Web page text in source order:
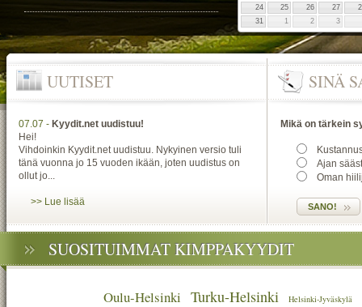
24
25 26 27
31
1 2 3
UUTISET
07.07 - Kyydit.net uudistuu!
Hei!
Vihdoinkin Kyydit.net uudistuu. Nykyinen versio tuli
tänä vuonna jo 15 vuoden ikään, joten uudistus on
ollut jo...
>> Lue lisää
SINÄ
Mikä on tärkein
Ajan
Oman
SUOSITUIMMAT KIMPPAKYYDIT
Oulu-Helsinki Turku-Helsinki Helsinki-Jyväskylä